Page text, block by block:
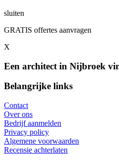
sluiten
GRATIS offertes aanvragen
X
Een architect in Nijbroek
Belangrijke links
Contact
Over ons
Bedrijf aanmelden
Privacy policy
Algemene voorwaarden
Recensie achterlaten